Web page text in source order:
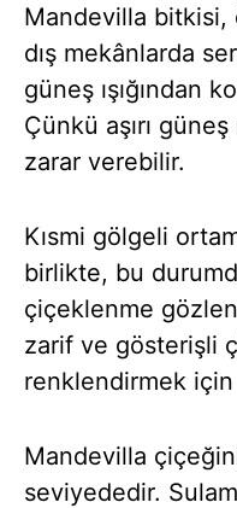
Mandevilla bitkisi,
dış mekânlarda
güneş ışığından
Çünkü aşırı güneş
zarar verebilir.
Kısmi gölgeli
birlikte, bu
çiçeklenme
zarif ve gösterişli
renklendirmek
Mandevilla
seviyededir.